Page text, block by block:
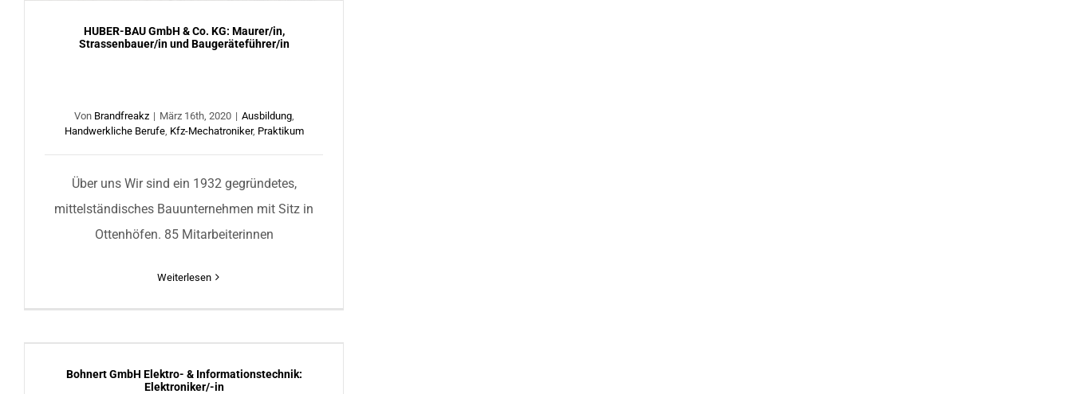
HUBER-BAU GmbH & Co. KG: Maurer/in,
Strassenbauer/in und Baugeräteführer/in
Von Brandfreakz | März 16th, 2020 | Ausbildung,
Handwerkliche Berufe, Kfz-Mechatroniker, Praktikum
Über uns Wir sind ein 1932 gegründetes,
mittelständisches Bauunternehmen mit Sitz in
Ottenhöfen. 85 Mitarbeiterinnen
Weiterlesen
Bohnert GmbH Elektro- & Informationstechnik:
Bohnert GmbH Elektro- & Informationstechnik:
Elektroniker/-in